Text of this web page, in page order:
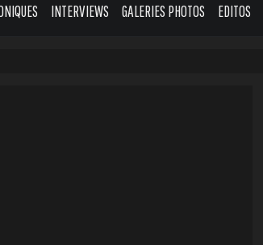
INTERVIEWS GALERIES PHOTOS EDITOS